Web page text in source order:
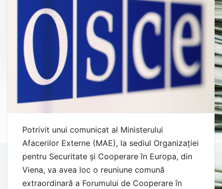
Potrivit unui comunicat al Ministerului
Afacerilor Externe (MAE), la sediul Organizației
pentru Securitate și Cooperare în Europa, din
Viena, va avea loc o reuniune comună
extraordinară a Forumului de Cooperare în